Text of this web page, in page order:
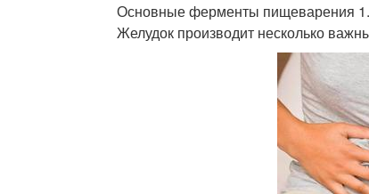
Основные ферменты пищеварения
Желудок производит несколько